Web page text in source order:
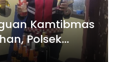
Kamtibmas
Polsek
Belasan